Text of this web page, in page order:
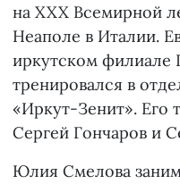
на XXX Всемирной
Неаполе в Италии.
иркутском филиале
тренировался в
«Иркут-Зенит». Его
Сергей Гончаров и
Юлия Смелова